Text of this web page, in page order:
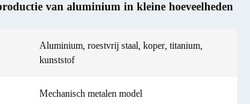
van aluminium in kleine hoeveelheden
Aluminium, roestvrij staal, koper, titanium,
kunststof
Mechanisch metalen model